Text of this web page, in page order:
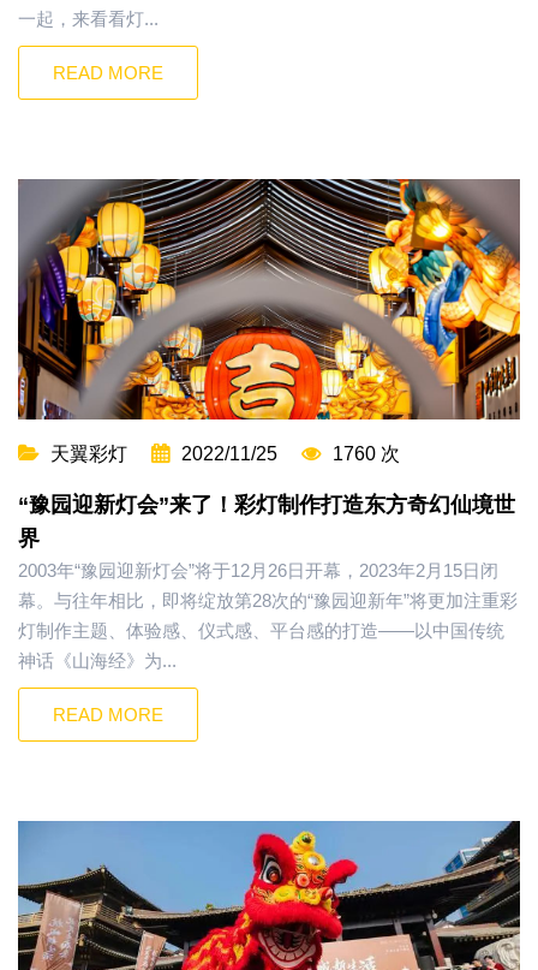
一起，来看看灯...
READ MORE
天翼彩灯 2022/11/25 1760 次
“豫园迎新灯会”来了！彩灯制作打造东方奇幻仙境世
界
2003年“豫园迎新灯会”将于12月26日开幕，2023年2月15日闭
幕。与往年相比，即将绽放第28次的“豫园迎新年”将更加注重彩
灯制作主题、体验感、仪式感、平台感的打造——以中国传统
神话《山海经》为...
READ MORE